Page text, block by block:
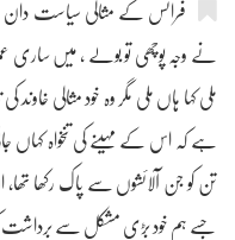
فرانس کے مثالی سیاست دان
نے وجہ پوچھی تو بولے ، میں ساری
ملی کہا ہاں ملی مگر وہ خود مثالی خاوند
ہے کہ اس کے مہینے کی تنخواہ کہاں
تن کو جن آلائشوں سے پاک رکھا تھا،
جسے ہم خود بڑی مشکل سے